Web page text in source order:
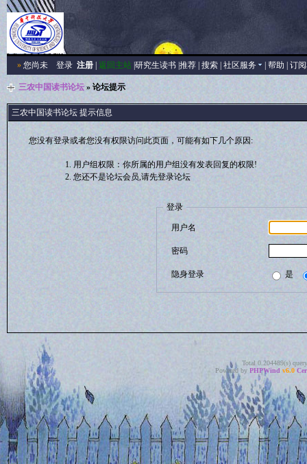
»您尚未 登录 注册| 返回主站| 研究生读书| 推荐| 搜索| 社区服务 帮助 订
三农中国读书论坛» 论坛提示
三农中国读书论坛 提示信息
您没有登录或者您没有权限访问此页面，可能有如下几个原因:
用户组权限：你所属的用户组没有发表回复的权限!
您还不是论坛会员,请先登录论坛
登录
用户名
密码
隐身登录 是
Total 0.204489(s)
Powered by PHPWind v6.0